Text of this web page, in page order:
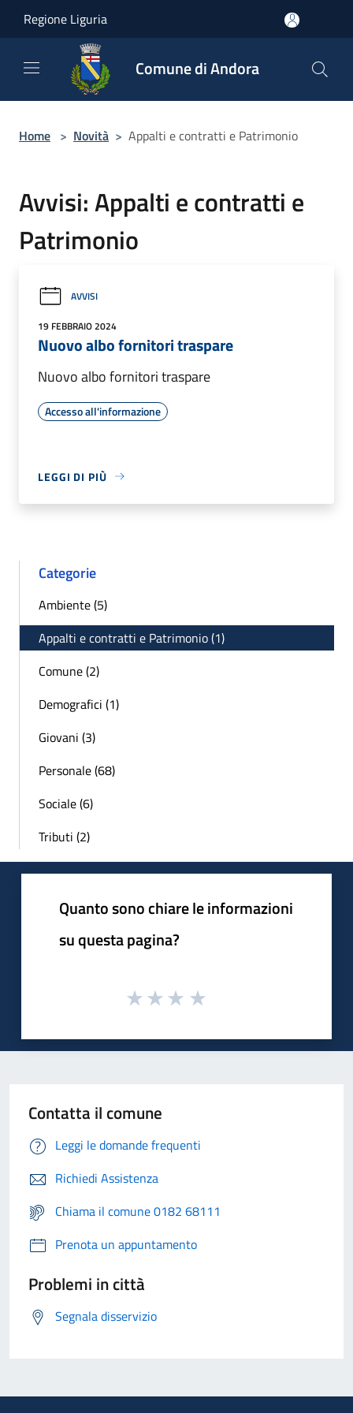
Regione Liguria
Comune di Andora
Home > Novità > Appalti e contratti e Patrimonio
Avvisi: Appalti e contratti e
Patrimonio
AVVISI
19 FEBBRAIO 2024
Nuovo albo fornitori traspare
Nuovo albo fornitori traspare
Accesso all'informazione
LEGGI DI PIÙ
Categorie
Ambiente (5)
Appalti e contratti e Patrimonio (1)
Comune (2)
Demografici (1)
Giovani (3)
Personale (68)
Sociale (6)
Tributi (2)
Quanto sono chiare le informazioni
su questa pagina?
Contatta il comune
Leggi le domande frequenti
Richiedi Assistenza
Chiama il comune 0182 68111
Prenota un appuntamento
Problemi in città
Segnala disservizio